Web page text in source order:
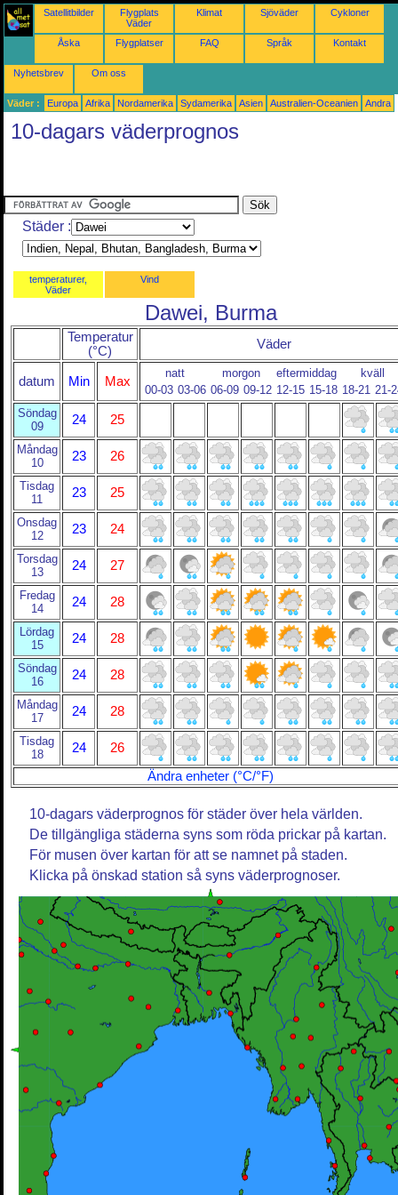
Satellitbilder
Flygplats
Väder
Klimat Sjöväder Cykloner
Åska Flygplatser FAQ Språk Kontakt
Nyhetsbrev Om oss
Väder : Europa Afrika Nordamerika Sydamerika Asien Australien-Oceanien Andra
10-dagars väderprognos
Städer :
temperaturer,
Väder
Vind
Dawei, Burma
Temperatur
(°C)
Väder
datum Min Max
natt morgon eftermiddag
kväll
00-03 03-06 06-09 09-12 12-15 15-18 18-21 21-
Söndag
09
24 25
Måndag
10
23 26
Tisdag
11
23 25
Onsdag
12
23 24
Torsdag
13
24 27
Fredag
14
24 28
Lördag
15
24 28
Söndag
16
24 28
Måndag
17
24 28
Tisdag
18
24
26
Ändra enheter (°C/°F)
10-dagars väderprognos för städer över hela världen.
De tillgängliga städerna syns som röda prickar på kartan.
För musen över kartan för att se namnet på staden.
Klicka på önskad station så syns väderprognoser.